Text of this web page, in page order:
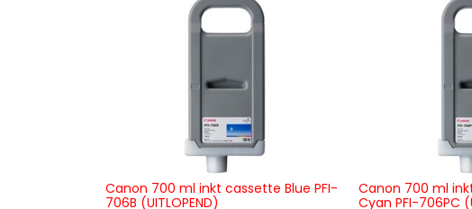
Canon 700 ml inkt cassette Blue PFI-
706B (UITLOPEND)
Canon 700 ml
Cyan PFI-706PC